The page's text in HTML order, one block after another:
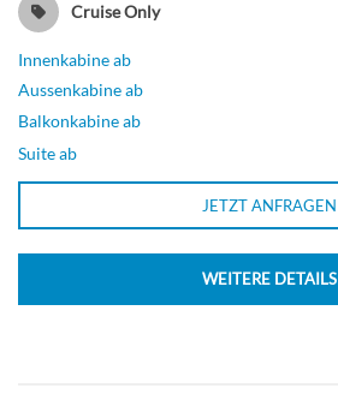
Suite
The Haven 2-Bedroom Duplex Suite
With Large Balcony-[H8]
Cruise Only
Innenkabine ab
Aussenkabine ab
Balkonkabine ab
Suite ab
JETZT ANFRAGEN
WEITERE DETAILS